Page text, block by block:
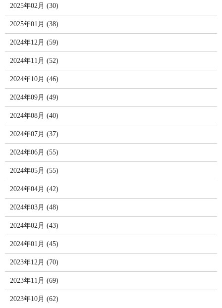
2025年02月 (30)
2025年01月 (38)
2024年12月 (59)
2024年11月 (52)
2024年10月 (46)
2024年09月 (49)
2024年08月 (40)
2024年07月 (37)
2024年06月 (55)
2024年05月 (55)
2024年04月 (42)
2024年03月 (48)
2024年02月 (43)
2024年01月 (45)
2023年12月 (70)
2023年11月 (69)
2023年10月 (62)